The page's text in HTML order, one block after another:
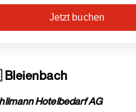
Jetzt buchen
Hotelbedarf AG